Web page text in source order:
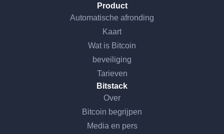
Product
Automatische afronding
Kaart
Wat is Bitcoin
beveiliging
Tarieven
Bitstack
Over
Bitcoin begrijpen
Media en pers